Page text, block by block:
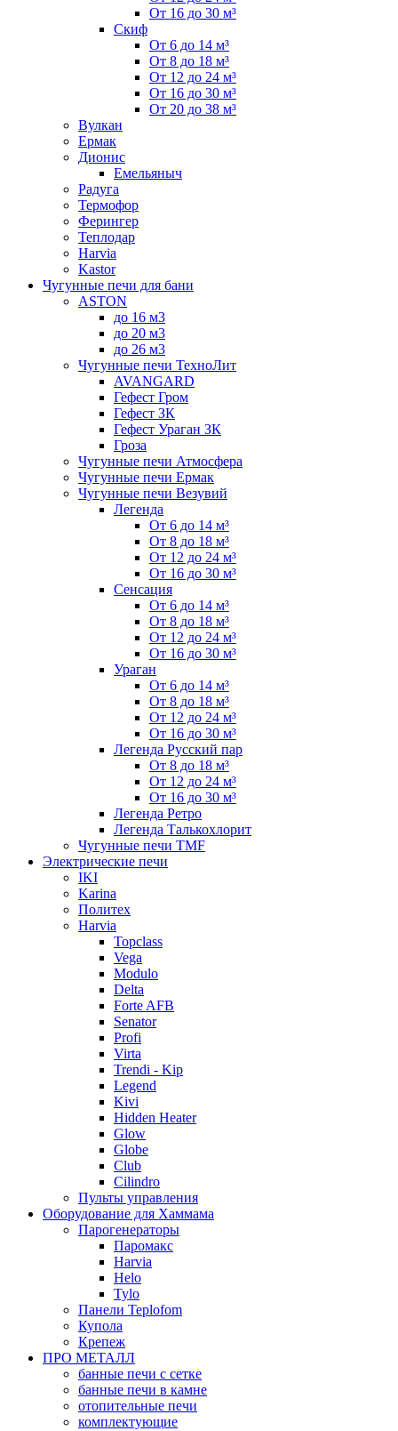
От 16 до 30 м³
Скиф
От 6 до 14 м³
От 8 до 18 м³
От 12 до 24 м³
От 16 до 30 м³
От 20 до 38 м³
Вулкан
Ермак
Дионис
Емельяныч
Радуга
Термофор
Ферингер
Теплодар
Harvia
Kastor
Чугунные печи для бани
ASTON
до 16 м3
до 20 м3
до 26 м3
Чугунные печи ТехноЛит
AVANGARD
Гефест Гром
Гефест ЗК
Гефест Ураган ЗК
Гроза
Чугунные печи Атмосфера
Чугунные печи Ермак
Чугунные печи Везувий
Легенда
От 6 до 14 м³
От 8 до 18 м³
От 12 до 24 м³
От 16 до 30 м³
Сенсация
От 6 до 14 м³
От 8 до 18 м³
От 12 до 24 м³
От 16 до 30 м³
Ураган
От 6 до 14 м³
От 8 до 18 м³
От 12 до 24 м³
От 16 до 30 м³
Легенда Русский пар
От 8 до 18 м³
От 12 до 24 м³
От 16 до 30 м³
Легенда Ретро
Легенда Талькохлорит
Чугунные печи TMF
Электрические печи
IKI
Karina
Политех
Harvia
Topclass
Vega
Modulo
Delta
Forte AFB
Senator
Profi
Virta
Trendi - Kip
Legend
Kivi
Hidden Heater
Glow
Globe
Club
Cilindro
Пульты управления
Оборудование для Хаммама
Парогенераторы
Паромакс
Harvia
Helo
Tylo
Панели Teplofom
Купола
Крепеж
ПРО МЕТАЛЛ
банные печи с сетке
банные печи в камне
отопительные печи
комплектующие